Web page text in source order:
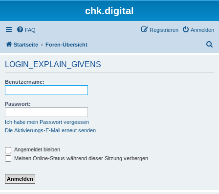
chk.digital
FAQ Anmelden
Registrieren
Startseite Foren-Übersicht
LOGIN_EXPLAIN_GIVENS
Benutzername:
Passwort:
Ich habe mein Passwort vergessen
Die Aktivierungs-E-Mail erneut senden
Angemeldet bleiben
Meinen Online-Status während dieser Sitzung verbergen